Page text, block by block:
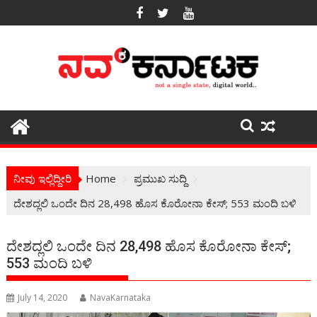
to
ನೀವು ಇಲ್ಲಿದ್ದೀರಿ Home
ಪ್ರಮುಖ ಸುದ್ದಿ
ದೇಶದ್ಲಲಿ ಒಂದೇ ದಿನ 28,498 ಹೊಸ ಕೊರೋನಾ ಕೇಸ್; 553 ಮಂದಿ ಬಳಿ
ದೇಶದ್ಲಲಿ ಒಂದೇ ದಿನ 28,498 ಹೊಸ ಕೊರೋನಾ ಕೇಸ್;
553 ಮಂದಿ ಬಳಿ
July 14, 2020 NavaKarnataka